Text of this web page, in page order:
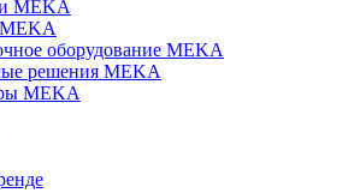
MEKA
оборудование MEKA
решения MEKA
MEKA